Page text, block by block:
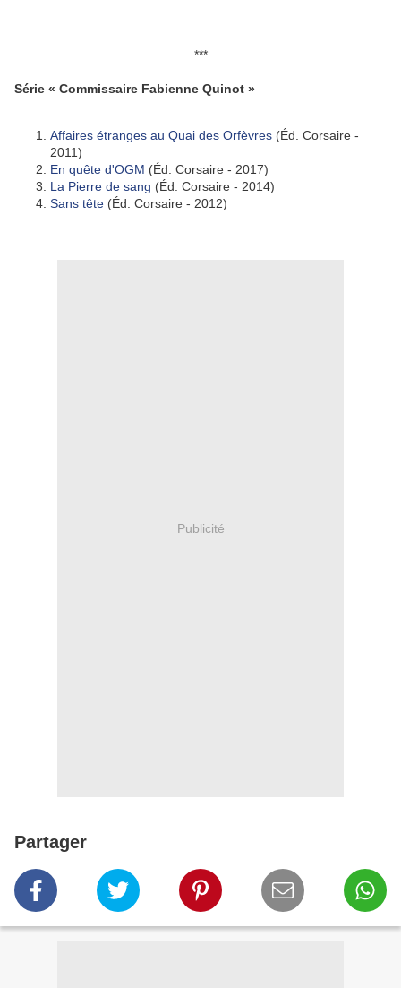
***
Série « Commissaire Fabienne Quinot »
Affaires étranges au Quai des Orfèvres (Éd. Corsaire -
2011)
En quête d'OGM (Éd. Corsaire - 2017)
La Pierre de sang (Éd. Corsaire - 2014)
Sans tête (Éd. Corsaire - 2012)
Publicité
Partager